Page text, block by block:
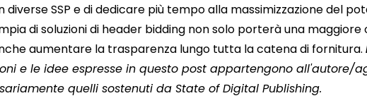
diverse SSP e di dedicare più tempo alla massimizzazione del
di soluzioni di header bidding non solo porterà una
aumentare la trasparenza lungo tutta la catena di fornitura.
e le idee espresse in questo post appartengono all'autore/
quelli sostenuti da State of Digital Publishing.